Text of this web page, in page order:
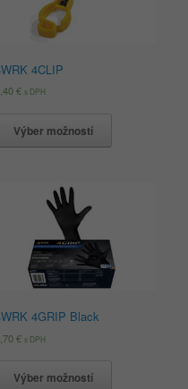
4CLIP
€ s DPH
Výber možností
4GRIP Black
€ s DPH
Výber možností